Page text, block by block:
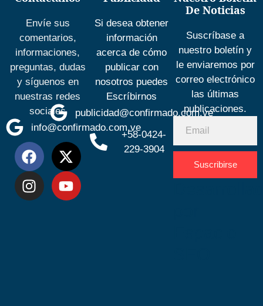
Envíe sus
comentarios,
informaciones,
preguntas, dudas
y síguenos en
nuestras redes
sociales
info@confirmado.com.ve
Si desea obtener
información
acerca de cómo
publicar con
nosotros puedes
Escríbirnos
publicidad@confirmado.com.ve
+58-0424-
229-3904
De Noticias
Suscríbase a
nuestro boletín y
le enviaremos por
correo electrónico
las últimas
publicaciones.
Suscribirse